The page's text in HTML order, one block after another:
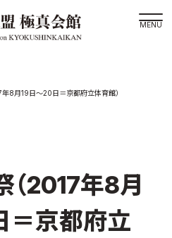
倍達総裁 紹介
章奎館長 紹介
の歴史
年8月19日～20日＝京都府立体育館）
2017年8月
＝京都府立